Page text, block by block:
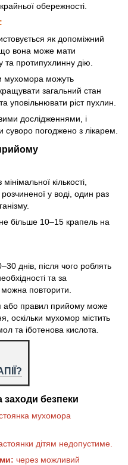
обережності.
як допоміжний
що вона може мати
протипухлинну дію.
мухомора можуть
загальний стан
уповільнювати ріст пухлин.
дослідженнями, і
суворо погоджено з лікарем.
кількості,
у воді, один раз
більше 10–15 крапель на
днів, після чого роблять
та за
повторити.
або правил прийому може
оскільки мухомор містить
та іботенова кислота.
заходи безпеки
мухомора
дітям недопустиме.
через можливий